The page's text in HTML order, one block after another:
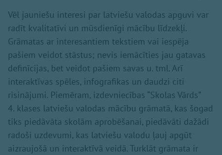
Vēl jauniešu interesi par latviešu valodas apguvi var
radīt kvalitatīvi un mūsdienīgi mācību līdzekļi.
Grāmatas ar interesantiem tekstiem vai iespēja
pašiem veidot stāstus; nevis iemācīties jau gatavas
definīcijas, bet veidot pašiem savas u. tml. Arī
interaktīvas spēles, infografikas un daudzi citi
risinājumi. Piemēram, izdevniecības “Skolas Vārds”
4. klases latviešu valodas mācību grāmatā, kas šogad
tiks piedāvāta skolām aprobēšanai, piedāvāti dažādi
radoši uzdevumi, kas latviešu valodu ļauj apgūt
aizraujošā un interaktīvā veidā. Turklāt grāmata ir